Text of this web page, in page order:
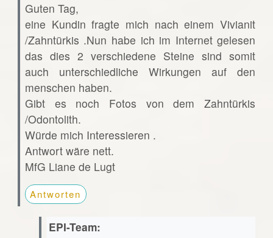
Guten Tag,
eine Kundin fragte mich nach einem Vivianit
/Zahntürkis .Nun habe ich im Internet gelesen
das dies 2 verschiedene Steine sind somit
auch unterschiedliche Wirkungen auf den
menschen haben.
Gibt es noch Fotos von dem Zahntürkis
/Odontolith.
Würde mich Interessieren .
Antwort wäre nett.
MfG Liane de Lugt
Antworten
EPI-Team: